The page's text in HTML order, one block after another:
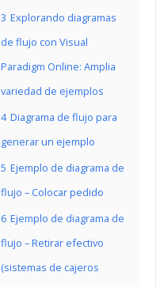
3 Explorando diagramas
de flujo con Visual
Paradigm Online: Amplia
variedad de ejemplos
4 Diagrama de flujo para
generar un ejemplo
5 Ejemplo de diagrama de
flujo – Colocar pedido
6 Ejemplo de diagrama de
flujo – Retirar efectivo
(sistemas de cajeros